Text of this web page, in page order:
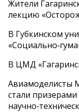
Жители
лекцию
В Губкинском
В ЦМД
Авиамоделисты
стали призерами